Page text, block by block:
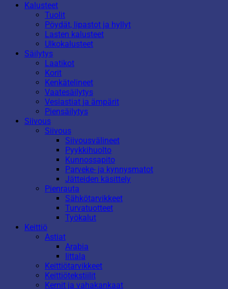
Kalusteet
Tuolit
Pöydät, lipastot ja hyllyt
Lasten kalusteet
Ulkokalusteet
Säilytys
Laatikot
Korit
Kenkätelineet
Vaatesäilytys
Vesiastiat ja ämpärit
Piensäilytys
Siivous
Siivous
Siivousvälineet
Pyykkihuolto
Kunnossapito
Parveke- ja kynnysmatot
Jätteiden käsittely
Pienrauta
Sähkötarvikkeet
Turvatuotteet
Työkalut
Keittiö
Astiat
Arabia
Iittala
Keittiötarvikkeet
Keittiötekstiilit
Kernit ja vahakankaat